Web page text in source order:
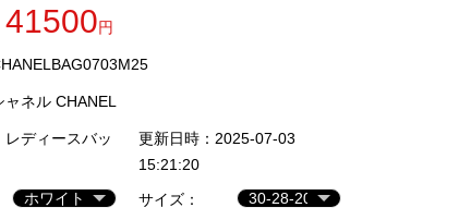
41500円
ャネル CHANEL
レディースバッ
更新日時：2025-07-03
15:21:20
サイズ：